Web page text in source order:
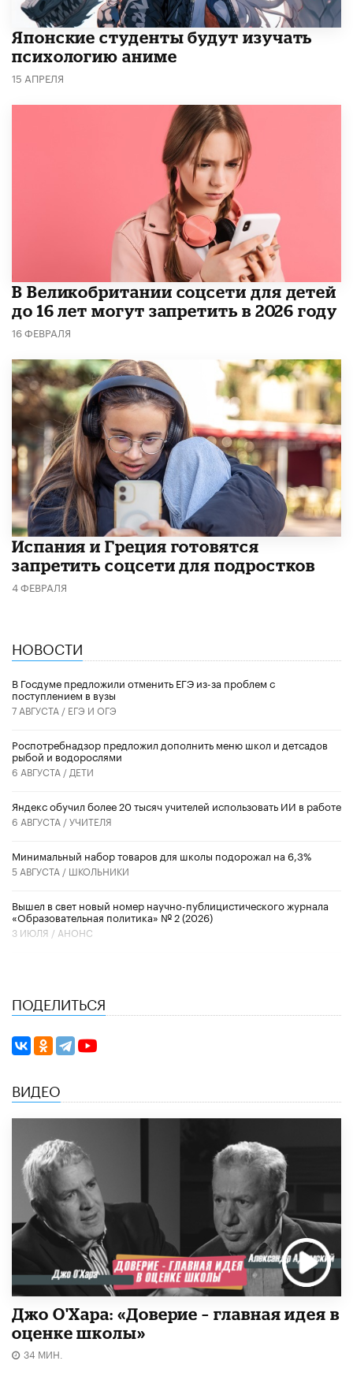
Японские студенты будут изучать
психологию аниме
15 АПРЕЛЯ
В Великобритании соцсети для детей
до 16 лет могут запретить в 2026 году
16 ФЕВРАЛЯ
Испания и Греция готовятся
запретить соцсети для подростков
4 ФЕВРАЛЯ
НОВОСТИ
В Госдуме предложили отменить ЕГЭ из-за проблем с
поступлением в вузы
7 АВГУСТА / ЕГЭ И ОГЭ
Роспотребнадзор предложил дополнить меню школ и детсадов
рыбой и водорослями
6 АВГУСТА / ДЕТИ
​Яндекс обучил более 20 тысяч учителей использовать ИИ в работе
6 АВГУСТА /УЧИТЕЛЯ
Минимальный набор товаров для школы подорожал на 6,3%
5 АВГУСТА / ШКОЛЬНИКИ
Вышел в свет новый номер научно-публицистического журнала
«Образовательная политика» № 2 (2026)
3 ИЮЛЯ / АНОНС
ПОДЕЛИТЬСЯ
ВИДЕО
Джо О'Хара: «Доверие – главная идея в
оценке школы»
34 МИН.